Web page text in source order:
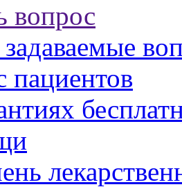
вопрос
пациентов